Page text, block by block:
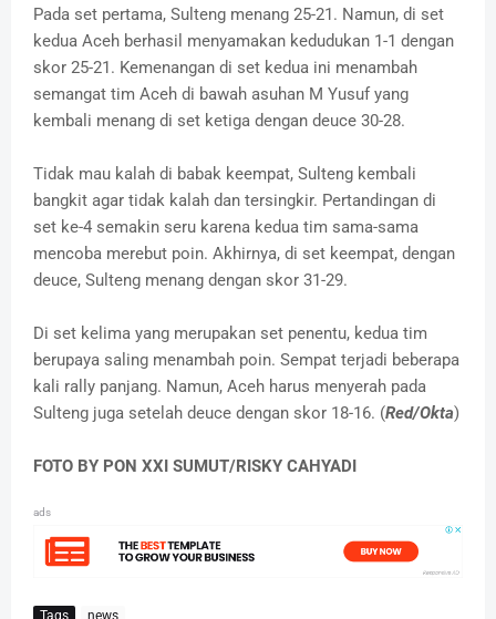
Pada set pertama, Sulteng menang 25-21. Namun, di set
kedua Aceh berhasil menyamakan kedudukan 1-1 dengan
skor 25-21. Kemenangan di set kedua ini menambah
semangat tim Aceh di bawah asuhan M Yusuf yang
kembali menang di set ketiga dengan deuce 30-28.
Tidak mau kalah di babak keempat, Sulteng kembali
bangkit agar tidak kalah dan tersingkir. Pertandingan di
set ke-4 semakin seru karena kedua tim sama-sama
mencoba merebut poin. Akhirnya, di set keempat, dengan
deuce, Sulteng menang dengan skor 31-29.
Di set kelima yang merupakan set penentu, kedua tim
berupaya saling menambah poin. Sempat terjadi beberapa
kali rally panjang. Namun, Aceh harus menyerah pada
Sulteng juga setelah deuce dengan skor 18-16. (Red/Okta)
FOTO BY PON XXI SUMUT/RISKY CAHYADI
ads